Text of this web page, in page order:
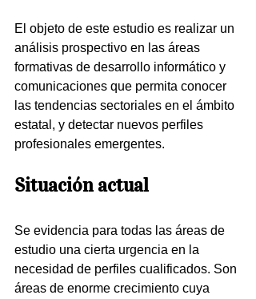
El objeto de este estudio es realizar un
análisis prospectivo en las áreas
formativas de desarrollo informático y
comunicaciones que permita conocer
las tendencias sectoriales en el ámbito
estatal, y detectar nuevos perfiles
profesionales emergentes.
Situación actual
Se evidencia para todas las áreas de
estudio una cierta urgencia en la
necesidad de perfiles cualificados. Son
áreas de enorme crecimiento cuya